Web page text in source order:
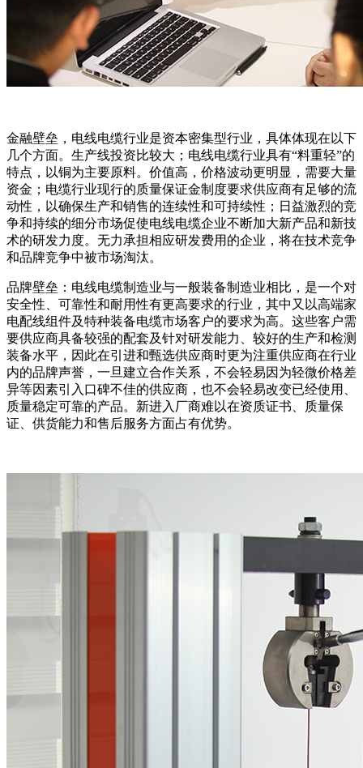
金融壁垒，电线电缆行业是资本密集型行业，具体体现在以下
几个方面。生产线投资比较大；电线电缆行业具有“料重轻”的
特点，以铜为主要原料。价值高，价格波动更明显，需要大量
资金；电缆行业现行的质量保证金制度要求供应商有足够的流
动性，以确保生产和销售的连续性和可持续性；日益激烈的竞
争和持续的细分市场促使电线电缆企业不断加大新产品和新技
术的研发力度。无力承担相应研发费用的企业，将在技术竞争
和品牌竞争中被市场淘汰。
品牌壁垒：电线电缆制造业与一般装备制造业相比，是一个对
安全性、可靠性和耐用性有更高要求的行业，其中又以高端家
电配线组件及特种装备电缆市场客户的要求为高。这些客户需
要供应商具备较强的配套及针对研发能力、较好的生产和检测
装备水平，因此在引进和甄选供应商时更为注重供应商在行业
内的品牌声誉，一旦建立合作关系，不会轻易因为轻微价格差
异等因素引入口碑不佳的供应商，也不会轻易改变已经使用、
质量稳定可靠的产品。新进入厂商难以在资质证书、质量保
证、供货能力和售后服务方面占有优势。